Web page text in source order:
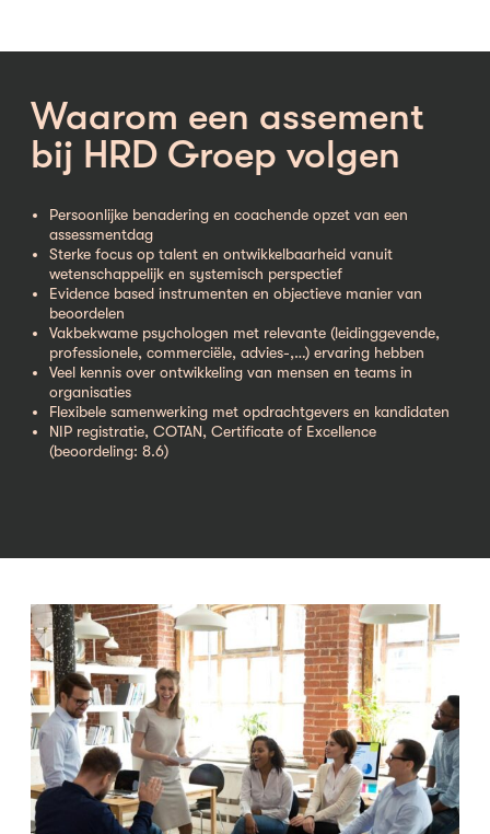
Waarom een assement
bij HRD Groep volgen
Persoonlijke benadering en coachende opzet van een
assessmentdag
Sterke focus op talent en ontwikkelbaarheid vanuit
wetenschappelijk en systemisch perspectief
Evidence based instrumenten en objectieve manier van
beoordelen
Vakbekwame psychologen met relevante (leidinggevende,
professionele, commerciële, advies-,…) ervaring hebben
Veel kennis over ontwikkeling van mensen en teams in
organisaties
Flexibele samenwerking met opdrachtgevers en kandidaten
NIP registratie, COTAN, Certificate of Excellence
(beoordeling: 8.6)